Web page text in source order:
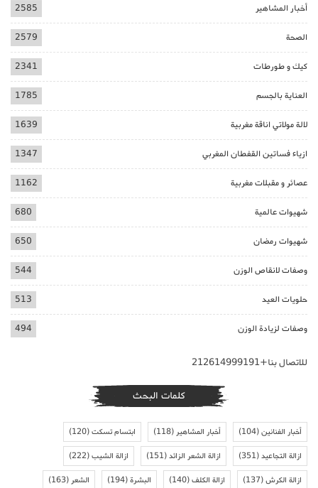
أخبار المشاهير 2585
الصحة 2579
كيك و طورطات 2341
العناية بالجسم 1785
لالة مولاتي اناقة مغربية 1639
ازياء فساتين القفطان المغربي 1347
عصائر و مقبلات مغربية 1162
شهيوات عالمية 680
شهيوات رمضان 650
وصفات لانقاص الوزن 544
حلويات العيد 513
وصفات لزيادة الوزن 494
للاتصال بنا+212614999191
كلمات البحث
أخبار الفنانين(104) أخبار المشاهير(118) ابتسام تسكت(120)
ازالة التجاعيد(351) ازالة الشعر الزائد(151) ازالة الشيب(222)
ازالة الكرش(137) ازالة الكلف(140) البشرة(194) الشعر(163)